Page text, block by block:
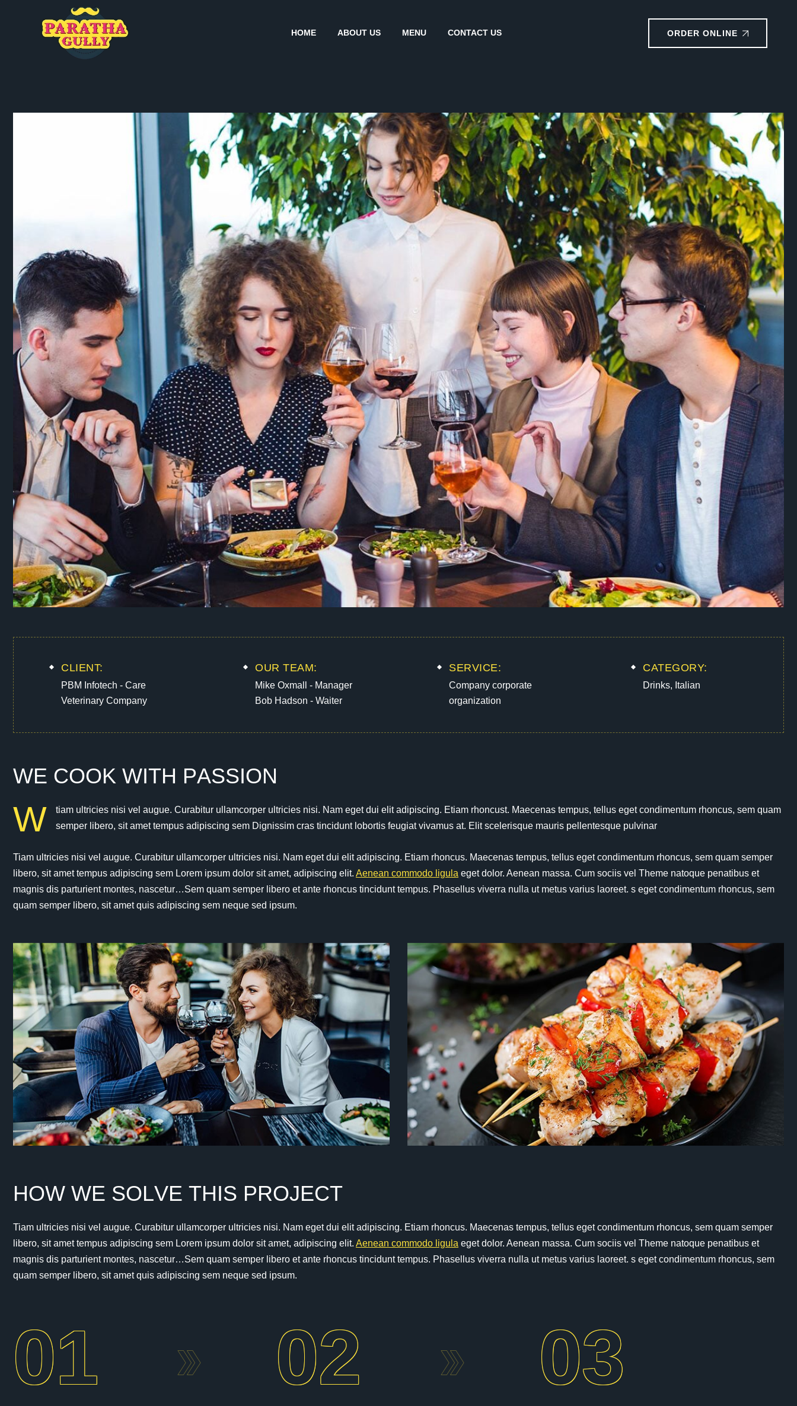
HOME ABOUT US MENU CONTACT US ORDER ONLINE
CLIENT:
PBM Infotech - Care
Veterinary Company
OUR TEAM:
Mike Oxmall - Manager
Bob Hadson - Waiter
SERVICE:
Company corporate
organization
CATEGORY:
Drinks, Italian
WE COOK WITH PASSION
W
tiam ultricies nisi vel augue. Curabitur ullamcorper ultricies nisi. Nam eget dui elit adipiscing. Etiam rhoncust. Maecenas tempus, tellus eget condimentum rhoncus, sem quam
semper libero, sit amet tempus adipiscing sem Dignissim cras tincidunt lobortis feugiat vivamus at. Elit scelerisque mauris pellentesque pulvinar
Tiam ultricies nisi vel augue. Curabitur ullamcorper ultricies nisi. Nam eget dui elit adipiscing. Etiam rhoncus. Maecenas tempus, tellus eget condimentum rhoncus, sem quam semper
libero, sit amet tempus adipiscing sem Lorem ipsum dolor sit amet, adipiscing elit. Aenean commodo ligula eget dolor. Aenean massa. Cum sociis vel Theme natoque penatibus et
magnis dis parturient montes, nascetur…Sem quam semper libero et ante rhoncus tincidunt tempus. Phasellus viverra nulla ut metus varius laoreet. s eget condimentum rhoncus, sem
quam semper libero, sit amet quis adipiscing sem neque sed ipsum.
HOW WE SOLVE THIS PROJECT
Tiam ultricies nisi vel augue. Curabitur ullamcorper ultricies nisi. Nam eget dui elit adipiscing. Etiam rhoncus. Maecenas tempus, tellus eget condimentum rhoncus, sem quam semper
libero, sit amet tempus adipiscing sem Lorem ipsum dolor sit amet, adipiscing elit. Aenean commodo ligula eget dolor. Aenean massa. Cum sociis vel Theme natoque penatibus et
magnis dis parturient montes, nascetur…Sem quam semper libero et ante rhoncus tincidunt tempus. Phasellus viverra nulla ut metus varius laoreet. s eget condimentum rhoncus, sem
quam semper libero, sit amet quis adipiscing sem neque sed ipsum.
01 02 03